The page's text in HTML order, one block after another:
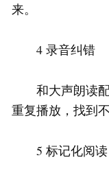
来。
4 录音纠错
和大声朗读配
重复播放，找到
5 标记化阅读